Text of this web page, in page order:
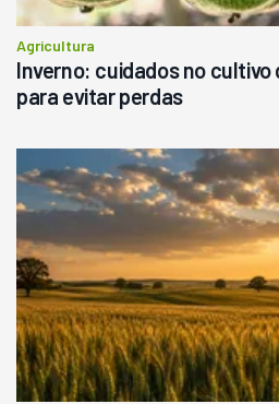
Agricultura
Inverno: cuidados no
para evitar perdas